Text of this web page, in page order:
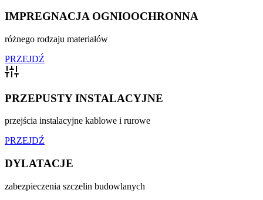
IMPREGNACJA OGNIOOCHRONNA
różnego rodzaju materiałów
PRZEJDŹ
PRZEPUSTY INSTALACYJNE
przejścia instalacyjne kablowe i rurowe
PRZEJDŹ
DYLATACJE
zabezpieczenia szczelin budowlanych